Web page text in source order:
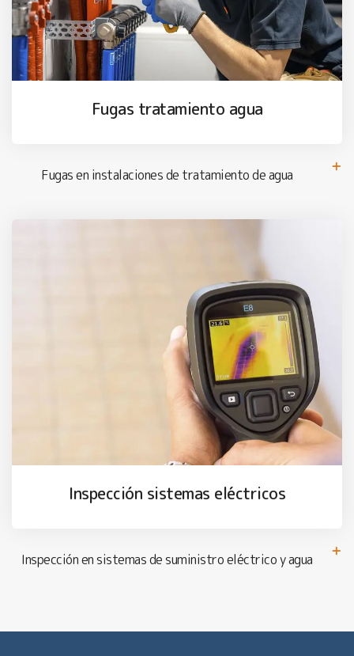
Fugas tratamiento agua
Fugas en instalaciones de tratamiento de agua
Inspección sistemas eléctricos
Inspección en sistemas de suministro eléctrico y agua